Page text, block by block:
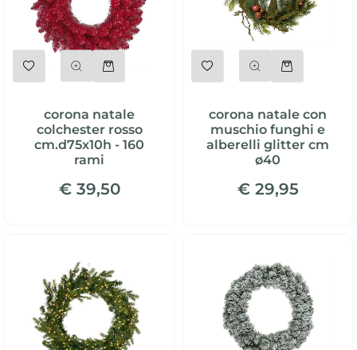
corona natale
colchester rosso
cm.d75x10h - 160
rami
€ 39,50
corona natale con
muschio funghi e
alberelli glitter cm
ø40
€ 29,95